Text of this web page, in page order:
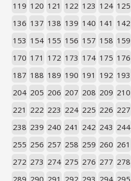
119 120 121 122 123 124 125
136 137 138 139 140 141 142
153 154 155 156 157 158 159
170 171 172 173 174 175 176
187 188 189 190 191 192 193
204 205 206 207 208 209 210
221 222 223 224 225 226 227
238 239 240 241 242 243 244
255 256 257 258 259 260 261
272 273 274 275 276 277 278
289 290 291 292 293 294 295